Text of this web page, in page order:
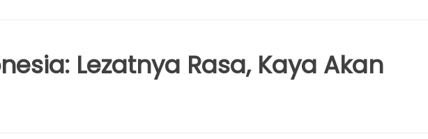
Lezatnya Rasa, Kaya Akan